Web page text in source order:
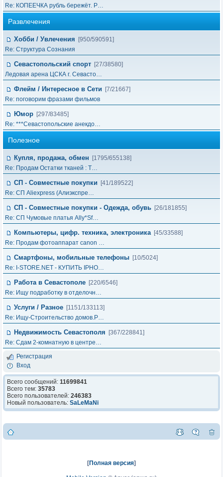
Re: КОПЕЕЧКА рубль бережёт. Р…
Развлечения
Хобби / Увлечения
[950/590591]
Re: Структура Сознания
Севастопольский спорт [27/38580]
Ледовая арена ЦСКА г. Севасто…
Флейм / Интересное в Cети
[7/21667]
Re: поговорим фразами фильмов
Юмор [297/83485]
Re: ***Севастопольские анекдо…
Полезное
Купля, продажа, обмен
[1795/655138]
Re: Продам Остатки тканей : Т…
СП - Совместные покупки
[41/189522]
Re: СП Aliexpress (Алиэкспре…
СП - Совместные покупки - Одежда, обувь [26/181855]
Re: СП Чумовые платья Ally*Sf…
Компьютеры, цифр. техника, электроника [45/33588]
Re: Продам фотоаппарат canon …
Смартфоны, мобильные телефоны [10/5024]
Re: I-STORE.NET - КУПИТЬ IPHO…
Работа в Севастополе [220/6546]
Re: Ищу подработку в отделочн…
Услуги / Разное [1151/133113]
Re: Ищу-Строительство домов.Р…
Недвижимость Севастополя
[367/228841]
Re: Сдам 2-комнатную в центре…
Регистрация
Вход
Всего сообщений: 11699841
Всего тем: 35783
Всего пользователей: 246383
Новый пользователь: SaLeMaNi
[Полная версия]